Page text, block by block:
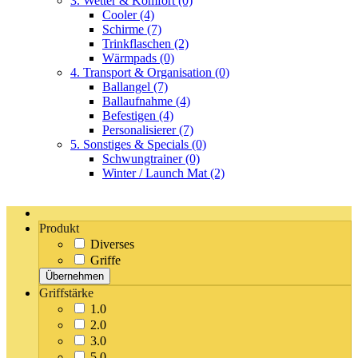
Cooler(4)
Schirme (7)
Trinkflaschen (2)
Wärmpads (0)
4. Transport & Organisation (0)
Ballangel (7)
Ballaufnahme (4)
Befestigen (4)
Personalisierer(7)
5. Sonstiges & Specials (0)
Schwungtrainer(0)
Winter / Launch Mat (2)
Produkt
Diverses
Griffe
Übernehmen
Griffstärke
1.0
2.0
3.0